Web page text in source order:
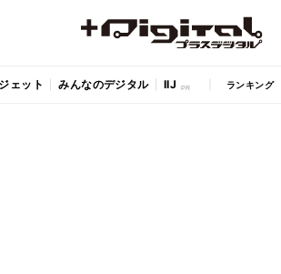
ェット みんなのデジタル IIJ ランキング